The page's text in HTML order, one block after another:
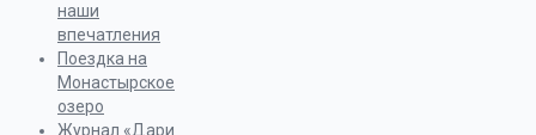
наши
впечатления
Поездка на
Монастырское
озеро
Журнал «Дари